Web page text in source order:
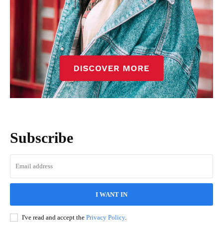
Subscribe
I WANT IN
I've read and accept the Privacy Policy.